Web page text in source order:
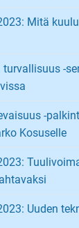
Mitä
-
-
Kosuselle
Uuden